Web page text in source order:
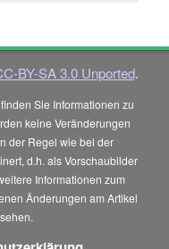
BY-SA 3.0 Unported.
finden Sie Informationen zu
keine Veränderungen
der Regel wie bei der
d.h. als Vorschaubilder
Informationen zum
Änderungen am Artikel